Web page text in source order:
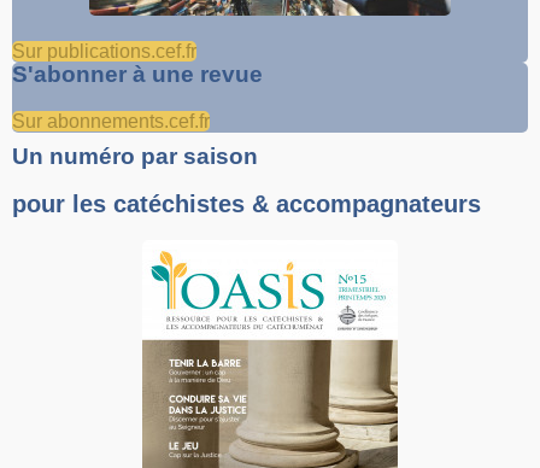
Sur publications.cef.fr
S'abonner à une revue
Sur abonnements.cef.fr
Un numéro par saison
pour les catéchistes & accompagnateurs